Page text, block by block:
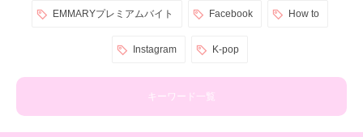
EMMARYプレミアムバイト Facebook How to
Instagram K-pop
キーワード一覧